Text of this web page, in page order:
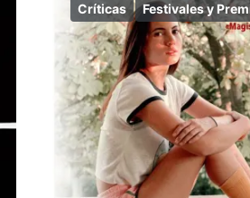
Críticas Festivales y